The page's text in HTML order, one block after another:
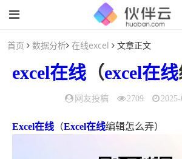
首页 数据分析 在线excel 文章正文
excel在线 （excel在线
网友投稿 2709
Excel在线 （Excel在线编辑怎么弄）